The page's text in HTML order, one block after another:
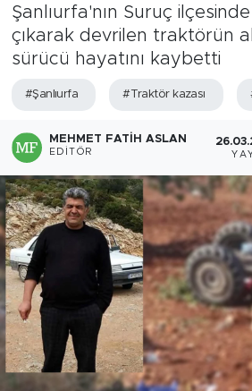
Şanlıurfa'nın Suruç
çıkarak devrilen traktörün
sürücü hayatını kaybetti
#Şanlıurfa #Traktör kazası
MEHMET FATIH ASLAN
EDITÖR
OTOMOBİL
Haber Arşivi